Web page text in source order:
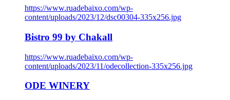
https://www.ruadebaixo.com/wp-
content/uploads/2023/12/dsc00304-335x256.jpg
Bistro 99 by Chakall
https://www.ruadebaixo.com/wp-
content/uploads/2023/11/odecollection-335x256.jpg
ODE WINERY